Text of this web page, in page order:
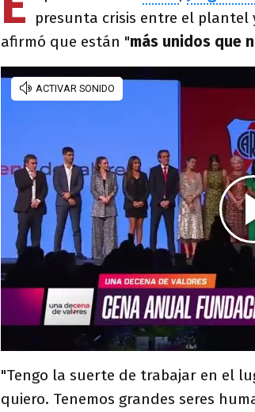
presunta crisis entre el plantel
afirmó que están "más unidos que
"Tengo la suerte de trabajar en el
quiero. Tenemos grandes seres